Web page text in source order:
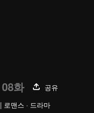
08화
공유
| 로맨스 · 드라마